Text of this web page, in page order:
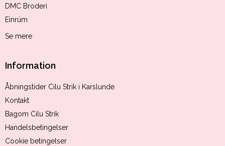
DMC Broderi
Einrúm
Se mere
Information
Åbningstider Cilu Strik i Karslunde
Kontakt
Bagom Cilu Strik
Handelsbetingelser
Cookie betingelser